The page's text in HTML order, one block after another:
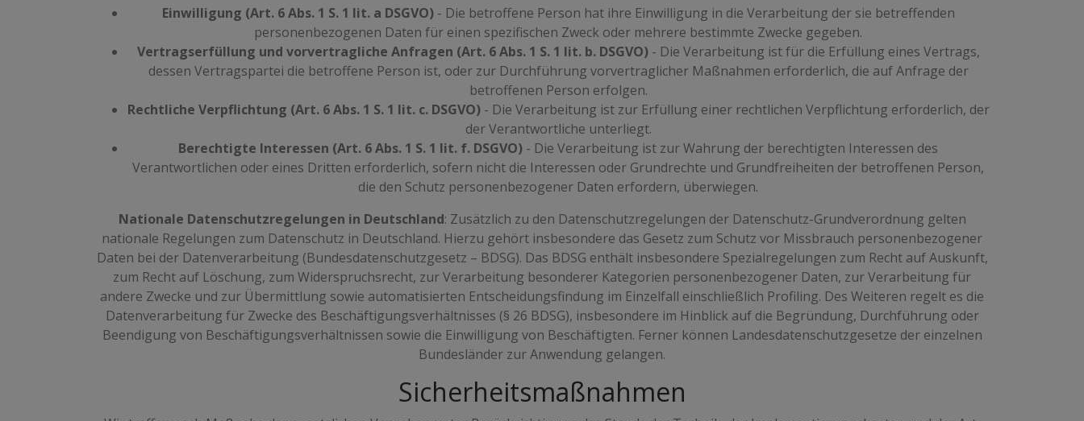
Einwilligung (Art. 6 Abs. 1 S. 1 lit. a DSGVO)- Die betroffene Person hat ihre Einwilligung in die Verarbeitung der sie betreffenden
personenbezogenen Daten für einen spezifischen Zweck oder mehrere bestimmte Zwecke gegeben.
Vertragserfüllung und vorvertragliche Anfragen (Art. 6 Abs. 1 S. 1 lit. b. DSGVO)- Die Verarbeitung ist für die Erfüllung eines Vertrags,
dessen Vertragspartei die betroffene Person ist, oder zur Durchführung vorvertraglicher Maßnahmen erforderlich, die auf Anfrage der
betroffenen Person erfolgen.
Rechtliche Verpflichtung (Art. 6 Abs. 1 S. 1 lit. c. DSGVO)- Die Verarbeitung ist zur Erfüllung einer rechtlichen Verpflichtung erforderlich, der
der Verantwortliche unterliegt.
Berechtigte Interessen (Art. 6 Abs. 1 S. 1 lit. f. DSGVO) - Die Verarbeitung ist zur Wahrung der berechtigten Interessen des
Verantwortlichen oder eines Dritten erforderlich, sofern nicht die Interessen oder Grundrechte und Grundfreiheiten der betroffenen Person,
die den Schutz personenbezogener Daten erfordern, überwiegen.
Nationale Datenschutzregelungen in Deutschland: Zusätzlich zu den Datenschutzregelungen der Datenschutz-Grundverordnung gelten
nationale Regelungen zum Datenschutz in Deutschland. Hierzu gehört insbesondere das Gesetz zum Schutz vor Missbrauch personenbezogener
Daten bei der Datenverarbeitung (Bundesdatenschutzgesetz – BDSG). Das BDSG enthält insbesondere Spezialregelungen zum Recht auf Auskunft,
zum Recht auf Löschung, zum Widerspruchsrecht, zur Verarbeitung besonderer Kategorien personenbezogener Daten, zur Verarbeitung für
andere Zwecke und zur Übermittlung sowie automatisierten Entscheidungsfindung im Einzelfall einschließlich Profiling. Des Weiteren regelt es die
Datenverarbeitung für Zwecke des Beschäftigungsverhältnisses (§ 26 BDSG), insbesondere im Hinblick auf die Begründung, Durchführung oder
Beendigung von Beschäftigungsverhältnissen sowie die Einwilligung von Beschäftigten. Ferner können Landesdatenschutzgesetze der einzelnen
Bundesländer zur Anwendung gelangen.
Sicherheitsmaßnahmen